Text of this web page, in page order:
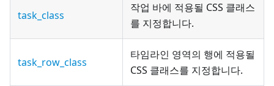
task_class
작업 바에 적용될 CSS 클래스
를 지정합니다.
task_row_class
타임라인 영역의 행에 적용될
CSS 클래스를 지정합니다.